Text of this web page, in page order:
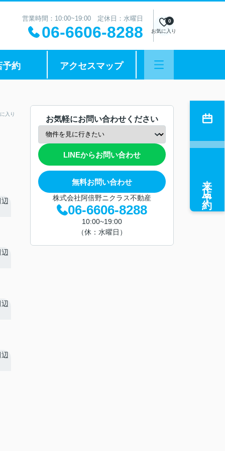
営業時間：10:00~19:00 定休日：水曜日
06-6606-8288 お気に入り
0
予約 アクセスマップ
入り
お気軽にお問い合わせください
LINEからお問い合わせ
無料お問い合わせ
株式会社阿倍野ニクラス不動産
06-6606-8288
10:00~19:00
（休：水曜日）
来店予約